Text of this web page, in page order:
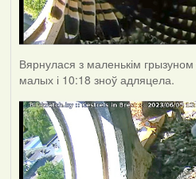
Вярнулася з маленькім
малых і 10:18 зноў адляцела.